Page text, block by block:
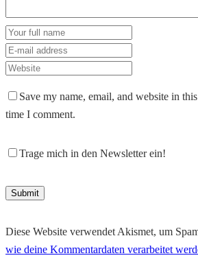
Save my name, email, and website in
time I comment.
Trage mich in den Newsletter ein!
Diese Website verwendet Akismet, um
wie deine Kommentardaten verarbeitet